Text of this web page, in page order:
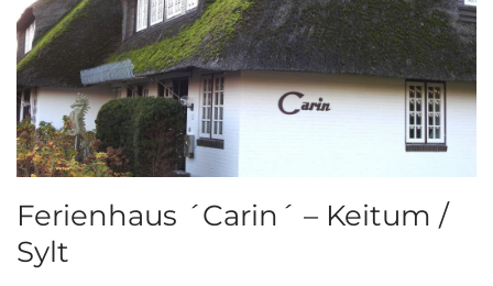
Ferienhaus ´Carin´ – Keitum /
Sylt